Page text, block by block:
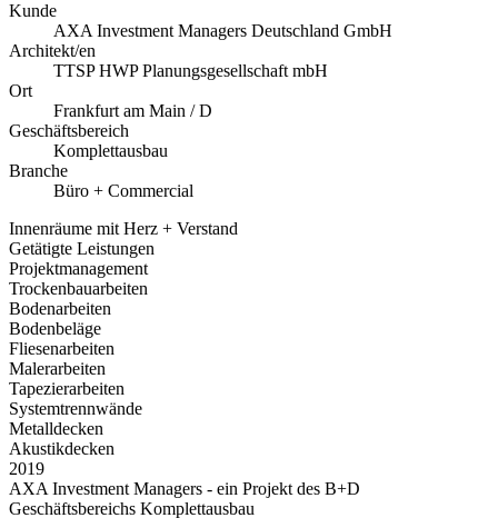
Kunde
AXA Investment Managers Deutschland GmbH
Architekt/en
TTSP HWP Planungsgesellschaft mbH
Ort
Frankfurt am Main / D
Geschäftsbereich
Komplettausbau
Branche
Büro + Commercial
Innenräume mit Herz + Verstand
Getätigte Leistungen
Projektmanagement
Trockenbauarbeiten
Bodenarbeiten
Bodenbeläge
Fliesenarbeiten
Malerarbeiten
Tapezierarbeiten
Systemtrennwände
Metalldecken
Akustikdecken
2019
AXA Investment Managers - ein Projekt des B+D
Geschäftsbereichs Komplettausbau